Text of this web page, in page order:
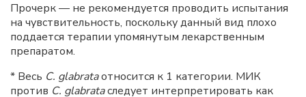
Прочерк — не рекомендуется проводить испытания
на чувствительность, поскольку данный вид плохо
поддается терапии упомянутым лекарственным
препаратом.
* Весь С. glabrataотносится к 1 категории. МИК
против С. glabrataследует интерпретировать как